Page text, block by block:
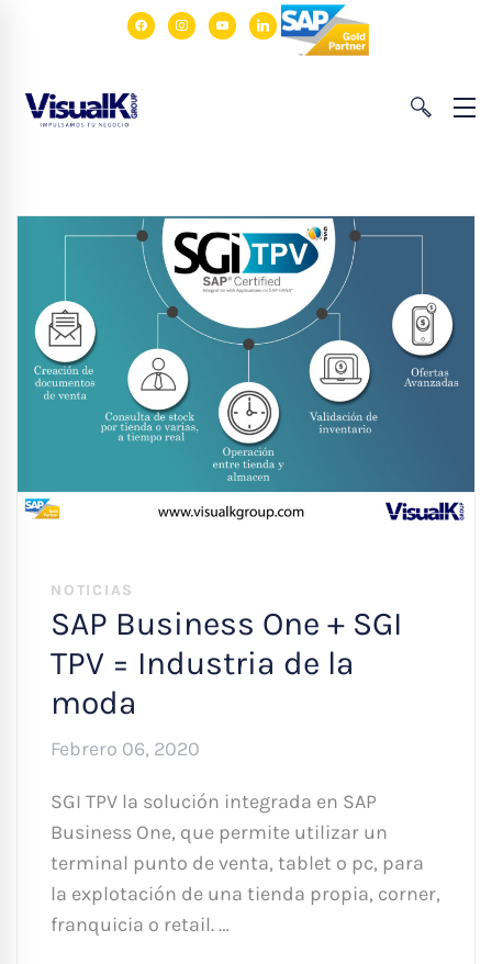
facebookinstagram
youtubelinkedin
NOTICIAS
SAP Business One + SGI
TPV = Industria de la
moda
Febrero 06, 2020
SGI TPV la solución integrada en SAP
Business One, que permite utilizar un
terminal punto de venta, tablet o pc, para
la explotación de una tienda propia, corner,
franquicia o retail. …